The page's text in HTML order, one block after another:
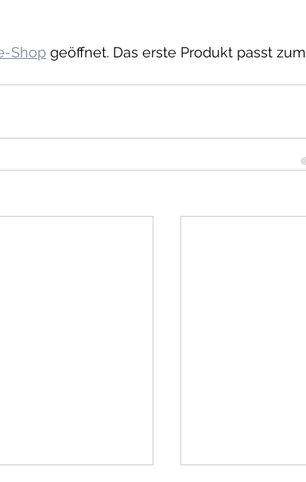
Shop geöffnet. Das erste Produkt passt zum